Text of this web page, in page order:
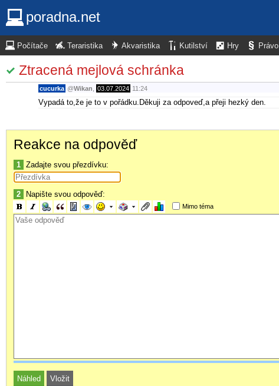
poradna.net
Počítače Teraristika Akvaristika Kutilství Hry Právo
Ztracená mejlová schránka
cucurka @Wikan 03.07.2024 11:24
Vypadá to,že je to v pořádku.Děkuji za odpoveď,a přeji hezký den.
Reakce na odpověď
1 Zadajte svou přezdívku:
2 Napište svou odpověď:
Mimo téma